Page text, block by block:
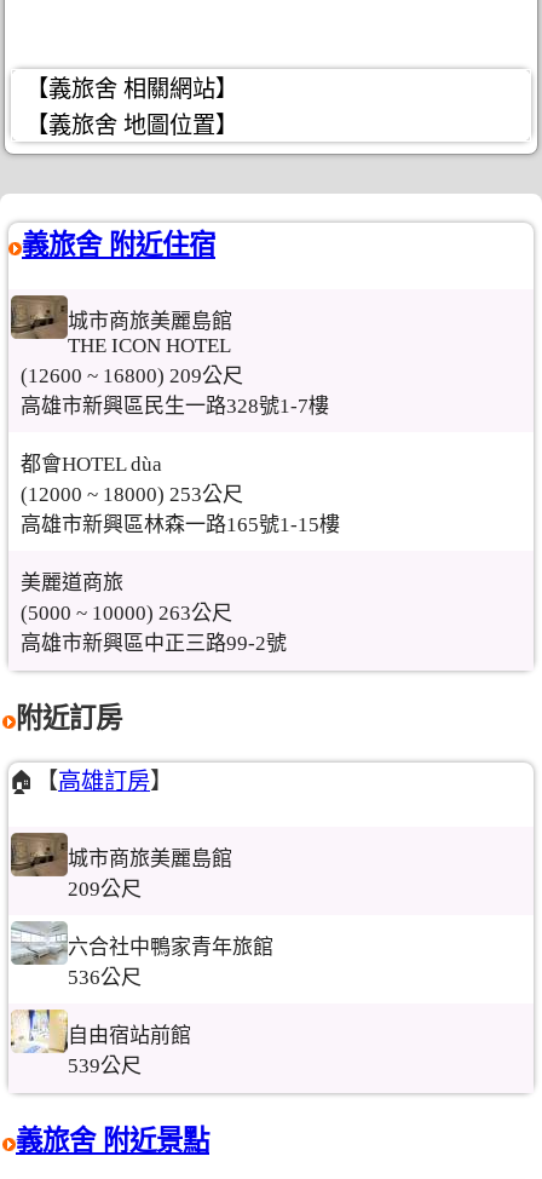
【義旅舍 相關網站】
【義旅舍 地圖位置】
義旅舍 附近住宿
城市商旅美麗島館
THE ICON HOTEL
(12600 ~ 16800) 209公尺
高雄市新興區民生一路328號1-7樓
都會HOTEL dùa
(12000 ~ 18000) 253公尺
高雄市新興區林森一路165號1-15樓
美麗道商旅
(5000 ~ 10000) 263公尺
高雄市新興區中正三路99-2號
附近訂房
🏠【高雄訂房】
城市商旅美麗島館
209公尺
六合社中鴨家青年旅館
536公尺
自由宿站前館
539公尺
義旅舍 附近景點